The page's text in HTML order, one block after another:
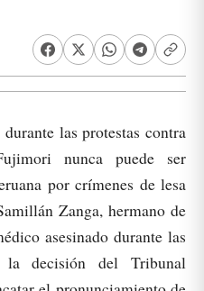
las protestas contra
nunca puede ser
por crímenes de lesa
Zanga, hermano de
asesinado durante las
la decisión del Tribunal